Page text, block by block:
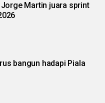
Martin juara sprint
bangun hadapi Piala